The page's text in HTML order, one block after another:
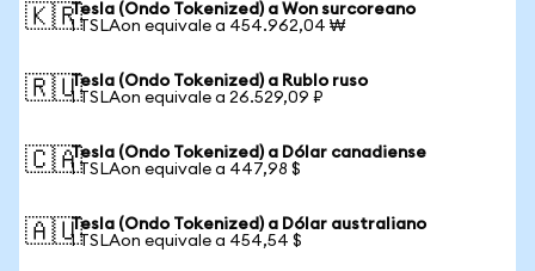
🇰🇷Tesla (Ondo Tokenized) a Won surcoreano
1 TSLAon equivale a 454.962,04 ₩
🇷🇺Tesla (Ondo Tokenized) a Rublo ruso
1 TSLAon equivale a 26.529,09 ₽
🇨🇦Tesla (Ondo Tokenized) a Dólar canadiense
1 TSLAon equivale a 447,98 $
🇦🇺Tesla (Ondo Tokenized) a Dólar australiano
1 TSLAon equivale a 454,54 $